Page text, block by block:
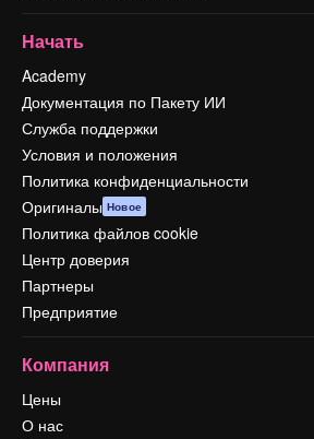
Начать
Academy
Документация по Пакету ИИ
Служба поддержки
Условия и положения
Политика конфиденциальности
Оригиналы Новое
Политика файлов cookie
Центр доверия
Партнеры
Предприятие
Компания
Цены
О нас